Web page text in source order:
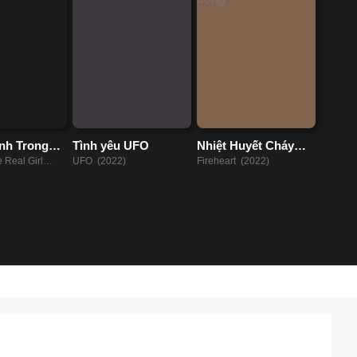
Trong
Real Girl
Tình yêu UFO
UFO (2022)
Nhiệt Huyết Cháy
Bỏng
Fireheart (2022)